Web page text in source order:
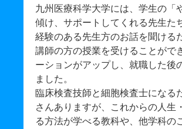
九州医療科学大学には、学生の「
傾け、サポートしてくれる先生た
経験のある先生方のお話を聞ける
講師の方の授業を受けることがで
ーションがアップし、就職した後
ました。
臨床検査技師と細胞検査士になる
さんありますが、これからの人生
る方法が学べる教科や、他学科の